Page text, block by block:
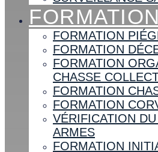
FORMATION
FORMATION
FORMATION
CHASSE
FORMATION
FORMATION
VÉRIFICATION
ARMES
FORMATION